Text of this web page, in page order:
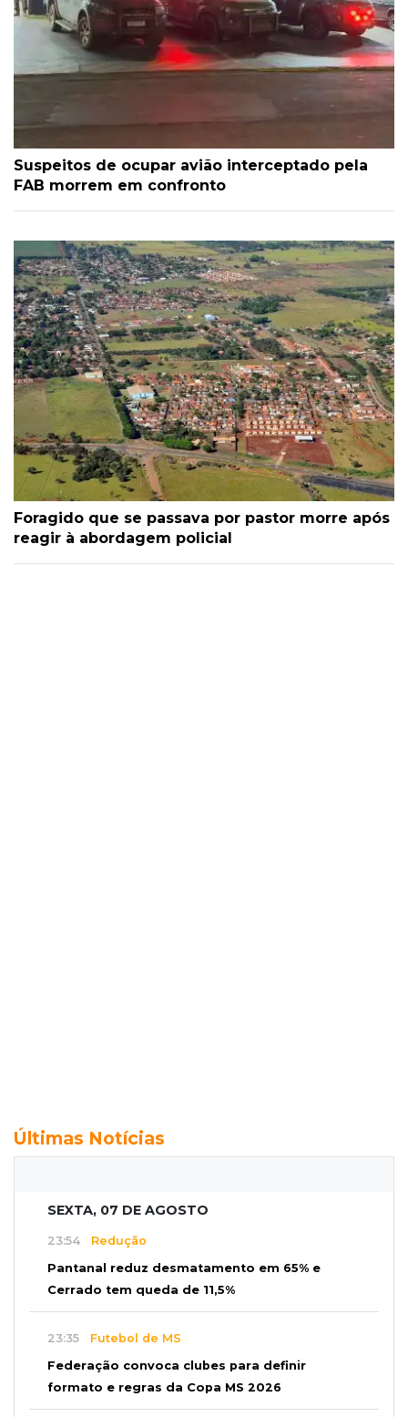
Suspeitos de ocupar avião interceptado pela
FAB morrem em confronto
Foragido que se passava por pastor morre após
reagir à abordagem policial
Últimas Notícias
SEXTA, 07 DE AGOSTO
23:54 Redução
Pantanal reduz desmatamento em 65% e
Cerrado tem queda de 11,5%
23:35 Futebol de MS
Federação convoca clubes para definir
formato e regras da Copa MS 2026